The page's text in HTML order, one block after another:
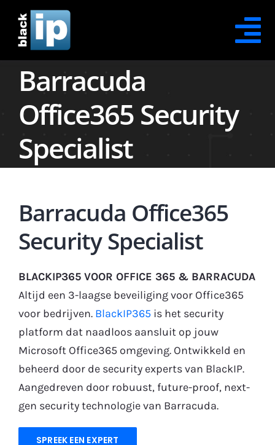
content
Contact Opnemen
Office365 Security
Office365 Protection
Gratis Proefperiode
Barracuda
Office365 Security
Specialist
Barracuda Office365
Security Specialist
BLACKIP365 VOOR OFFICE 365 & BARRACUDA
Altijd een 3-laagse beveiliging voor Office365
voor bedrijven. BlackIP365is het security
platform dat naadloos aansluit op jouw
Microsoft Office365 omgeving. Ontwikkeld en
beheerd door de security experts van BlackIP.
Aangedreven door robuust, future-proof, next-
gen security technologie van Barracuda.
SPREEK EEN EXPERT